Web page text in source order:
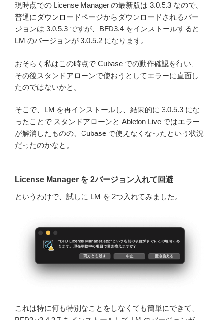
現時点での License Manager の最新版は 3.0.5.3 なので、
普通に ダウンロードページからダウンロードされるバー
ジョンは 3.0.5.3 ですが、BFD3.4 をインストールすると
LM のバージョンが 3.0.5.2 になります。
おそらく私はこの時点で Cubase での動作確認を行い、
その後スタンドアローンで使おうとしてエラーに直面し
たのではないかと。
そこで、LM を再インストールし、結果的に 3.0.5.3 にな
ったことで スタンドアローンと Ableton Live ではエラー
が解消したものの、Cubase で使えなくなったという状況
だったのかなと。
License Manager を 2バージョン入れて回避
というわけで、試しに LM を 2つ入れてみました。
これは特に何も特別なことをしなくても簡単にできて、